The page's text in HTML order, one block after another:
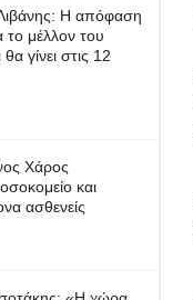
Η απόφαση
μέλλον του
γίνει στις 12
Χάρος
και
ασθενείς